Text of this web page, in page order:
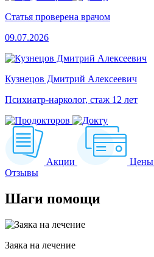
Статья проверена врачом
09.07.2026
Кузнецов Дмитрий Алексеевич
Психиатр-нарколог, стаж 12 лет
Акции Цены
Отзывы
Шаги помощи
Заяка на лечение